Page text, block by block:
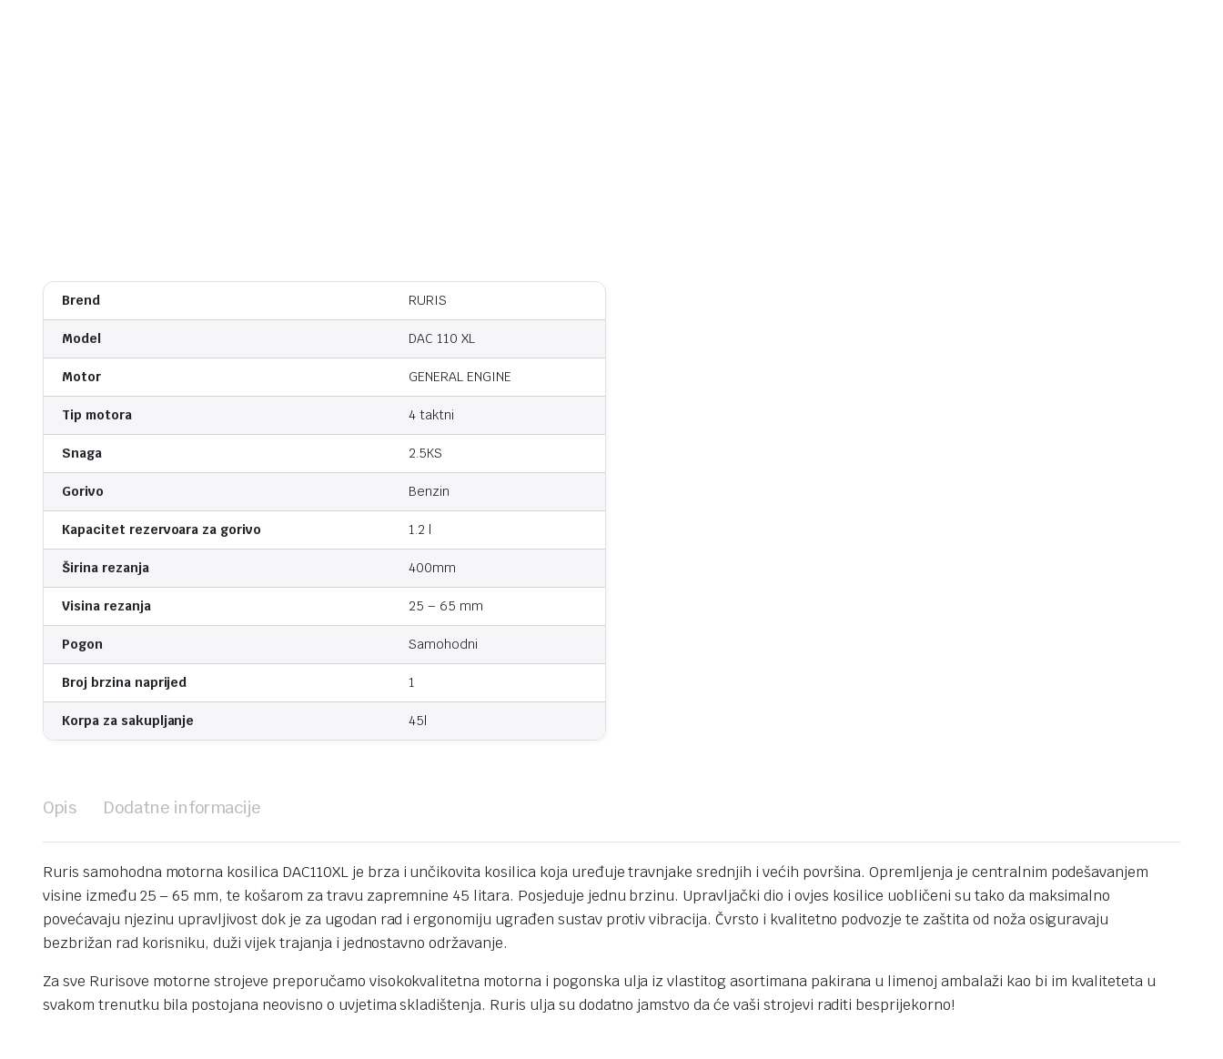
Brend RURIS
Model DAC 110 XL
Motor GENERAL ENGINE
Tip motora 4 taktni
Snaga 2.5KS
Gorivo Benzin
Kapacitet rezervoara za gorivo 1.2 l
Širina rezanja 400mm
Visina rezanja 25 – 65 mm
Pogon Samohodni
Broj brzina naprijed 1
Korpa za sakupljanje 45l
Opis Dodatne informacije
Ruris samohodna motorna kosilica DAC110XL je brza i unčikovita kosilica koja uređuje travnjake srednjih i većih površina. Opremljenja je centralnim podešavanjem
visine između 25 – 65 mm, te košarom za travu zapremnine 45 litara. Posjeduje jednu brzinu. Upravljački dio i ovjes kosilice uobličeni su tako da maksimalno
povećavaju njezinu upravljivost dok je za ugodan rad i ergonomiju ugrađen sustav protiv vibracija. Čvrsto i kvalitetno podvozje te zaštita od noža osiguravaju
bezbrižan rad korisniku, duži vijek trajanja i jednostavno održavanje.
Za sve Rurisove motorne strojeve preporučamo visokokvalitetna motorna i pogonska ulja iz vlastitog asortimana pakirana u limenoj ambalaži kao bi im kvaliteteta u
svakom trenutku bila postojana neovisno o uvjetima skladištenja. Ruris ulja su dodatno jamstvo da će vaši strojevi raditi besprijekorno!